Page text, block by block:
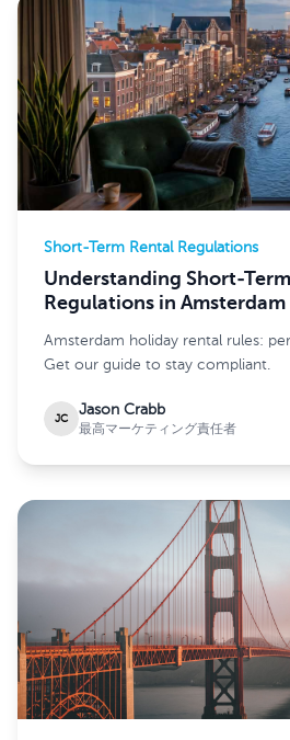
Short-Term Rental Regulations
Understanding Short-
Regulations in Amsterdam
Amsterdam holiday rental rules:
Get our guide to stay compliant.
JC
Jason Crabb
最高マーケティング責任者